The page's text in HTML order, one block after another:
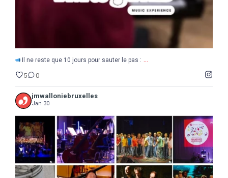
Il ne reste que 10 jours pour sauter le pas : ...
5 0
jmwalloniebruxelles
Jan 30